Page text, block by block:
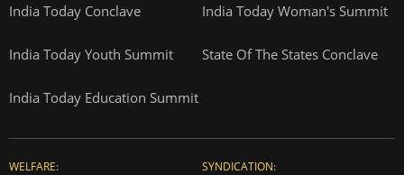
India Today Conclave India Today Woman's Summit
India Today Youth Summit State Of The States Conclave
India Today Education Summit
WELFARE: SYNDICATION: